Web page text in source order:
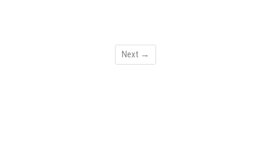
Next →